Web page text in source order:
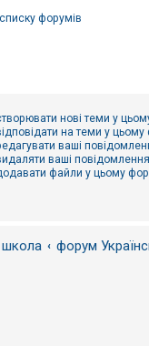
форумів
нові теми у
на теми у цьому
ваші
ваші
файли у цьому
школа форум